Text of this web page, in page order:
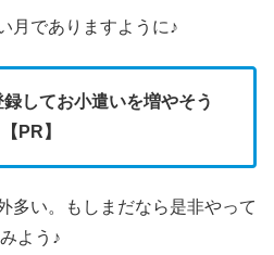
月でありますように♪
してお小遣いを増やそう
【PR】
多い。もしまだなら是非やって
みよう♪